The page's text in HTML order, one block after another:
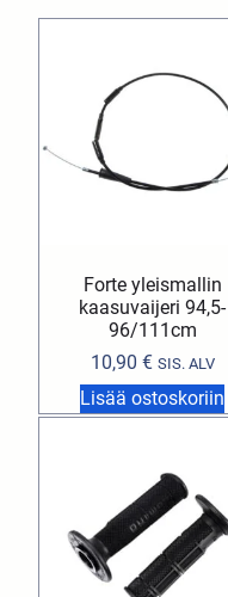
Forte yleismallin
kaasuvaijeri 94,5-
96/111cm
10,90 € SIS. ALV
Lisää ostoskoriin